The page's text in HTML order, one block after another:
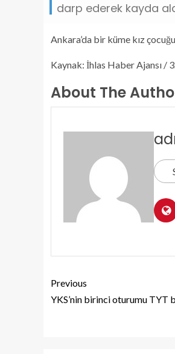
darp ederek kayda
Ankara’da bir küme kız
Kaynak: İhlas Haber Ajansı /
About The
Previous
YKS’nin birinci oturumu TYT